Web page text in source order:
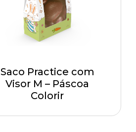
Saco Practice com
Visor M – Páscoa
Colorir